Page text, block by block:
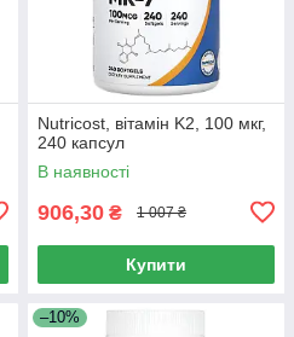
Nutricost, вітамін K2, 100 мкг,
240 капсул
В наявності
906,30 ₴ 1 007 ₴
Купити
–10%